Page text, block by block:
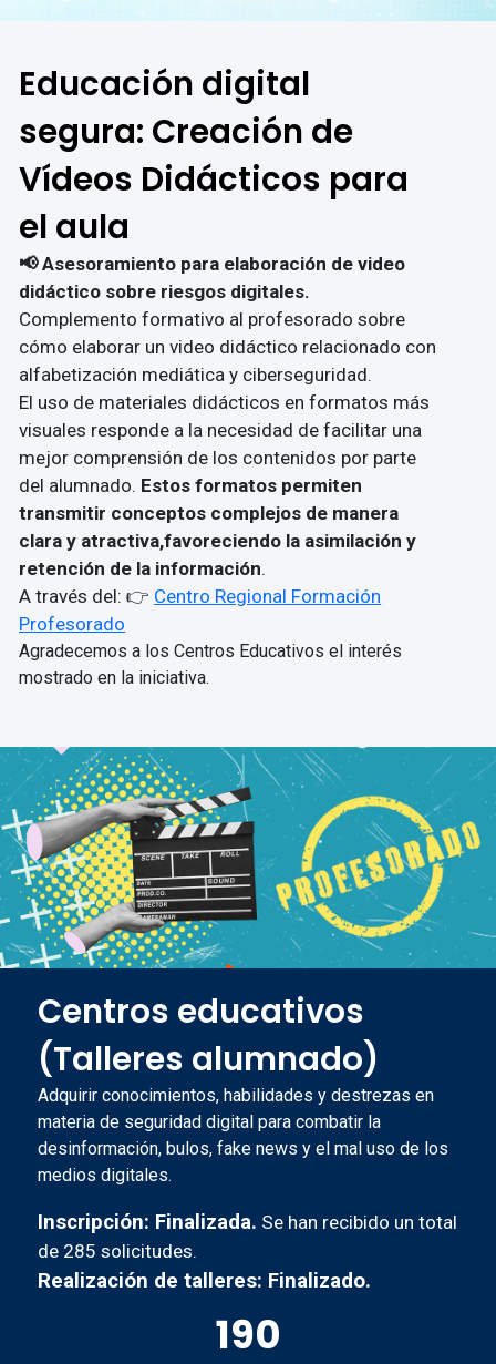
Educación digital
segura: Creación de
Vídeos Didácticos para
el aula
📢 Asesoramiento para elaboración de video
didáctico sobre riesgos digitales.
Complemento formativo al profesorado sobre
cómo elaborar un video didáctico relacionado con
alfabetización mediática y ciberseguridad.
El uso de materiales didácticos en formatos más
visuales responde a la necesidad de facilitar una
mejor comprensión de los contenidos por parte
del alumnado. Estos formatos permiten
transmitir conceptos complejos de manera
clara y atractiva,favoreciendo la asimilación y
retención de la información.
A través del: 👉 Centro Regional Formación
Profesorado
Agradecemos a los Centros Educativos el interés
mostrado en la iniciativa.
Centros educativos
(Talleres alumnado)
Adquirir conocimientos, habilidades y destrezas en
materia de seguridad digital para combatir la
desinformación, bulos, fake news y el mal uso de los
medios digitales.
Inscripción: Finalizada. Se han recibido un total
de 285 solicitudes.
Realización de talleres: Finalizado.
190